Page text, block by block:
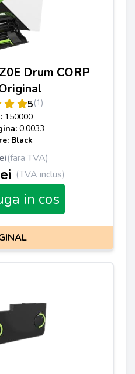
Drum CORP
5(1)
150000
0.0033
Black
(fara TVA)
(TVA inclus)
in cos